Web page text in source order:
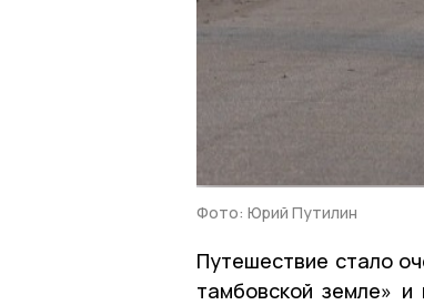
Фото: Юрий Путилин
Путешествие стало
тамбовской земле» и